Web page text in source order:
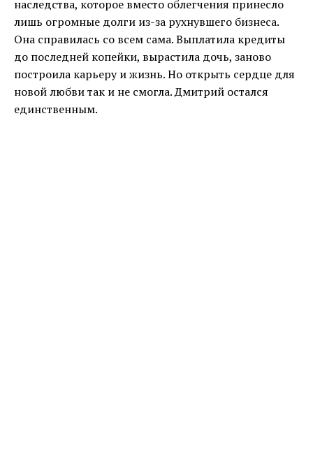
наследства, которое вместо облегчения принесло
лишь огромные долги из-за рухнувшего бизнеса.
Она справилась со всем сама. Выплатила кредиты
до последней копейки, вырастила дочь, заново
построила карьеру и жизнь. Но открыть сердце для
новой любви так и не смогла. Дмитрий остался
единственным.